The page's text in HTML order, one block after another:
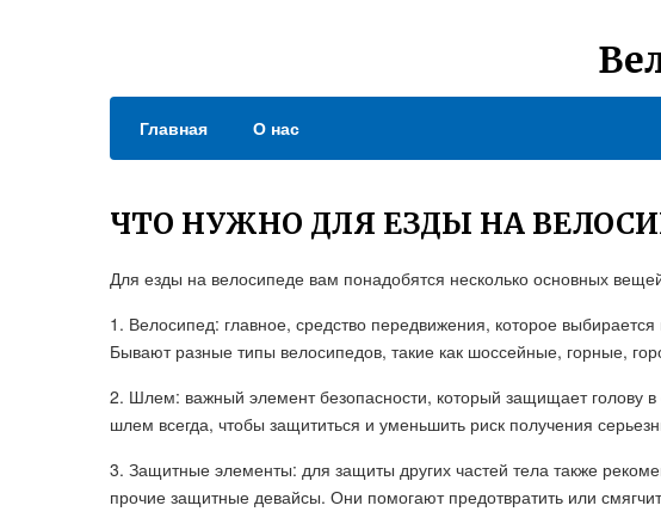
Главная О нас
ЧТО НУЖНО ДЛЯ ЕЗДЫ НА
Для езды на велосипеде вам понадобятся несколько основных
1. Велосипед: главное, средство передвижения, которое
Бывают разные типы велосипедов, такие как шоссейные, горные,
2. Шлем: важный элемент безопасности, который защищает голову
шлем всегда, чтобы защититься и уменьшить риск получения
3. Защитные элементы: для защиты других частей тела также
прочие защитные девайсы. Они помогают предотвратить или